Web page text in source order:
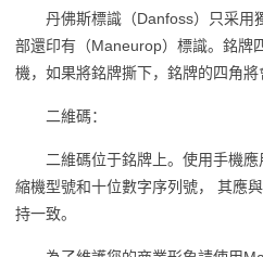
丹佛斯標識（Danfoss）只采用
部還印有（Maneurop）標識。銘牌
機，如果將銘牌撕下，銘牌的四角將
二維碼：
二維碼位于銘牌上。使用手機
縮機型號和十位數字序列號， 其應
持一致。